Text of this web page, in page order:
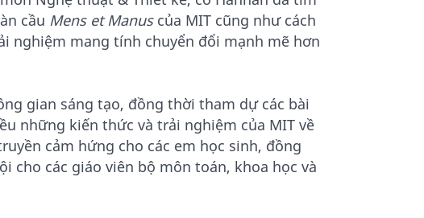
cầu Mens et Manuscủa MIT cũng như cách
nghiệm mang tính chuyển đổi mạnh mẽ hơn
gian sáng tạo, đồng thời tham dự các bài
những kiến thức và trải nghiệm của MIT về
cảm hứng cho các em học sinh, đồng
các giáo viên bộ môn toán, khoa học và